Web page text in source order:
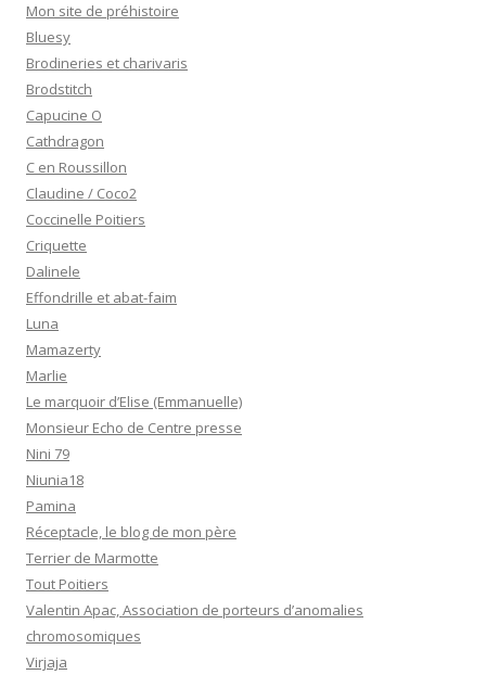
Mon site de préhistoire
Bluesy
Brodineries et charivaris
Brodstitch
Capucine O
Cathdragon
C en Roussillon
Claudine / Coco2
Coccinelle Poitiers
Criquette
Dalinele
Effondrille et abat-faim
Luna
Mamazerty
Marlie
Le marquoir d’Elise (Emmanuelle)
Monsieur Echo de Centre presse
Nini 79
Niunia18
Pamina
Réceptacle, le blog de mon père
Terrier de Marmotte
Tout Poitiers
Valentin Apac, Association de porteurs d’anomalies
chromosomiques
Virjaja